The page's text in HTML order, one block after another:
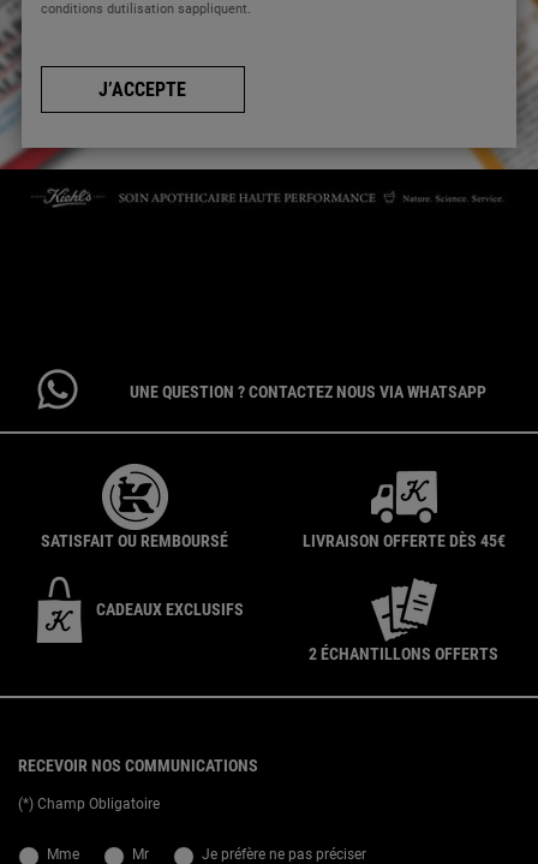
conditions dutilisation sappliquent.
J’ACCEPTE
UNE QUESTION ? CONTACTEZ NOUS VIA WHATSAPP
SATISFAIT OU REMBOURSÉ LIVRAISON OFFERTE DÈS 45€
CADEAUX EXCLUSIFS
2 ÉCHANTILLONS OFFERTS
RECEVOIR NOS COMMUNICATIONS
(*) Champ Obligatoire
newslettersignup.title.legend
Mme Mr Je préfère ne pas préciser